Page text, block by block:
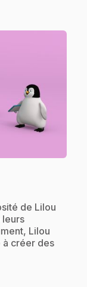
de Lilou
leurs
Lilou
à créer des